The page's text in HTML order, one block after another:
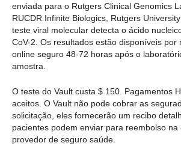
enviada para o Rutgers Clinical Genomics
RUCDR Infinite Biologics, Rutgers
teste viral molecular detecta o ácido
CoV-2. Os resultados estão disponíveis por
online seguro 48-72 horas após o
amostra.
O teste do Vault custa $ 150. Pagamentos
aceitos. O Vault não pode cobrar as
solicitação, eles fornecerão um recibo
pacientes podem enviar para reembolso na
provedor de seguro saúde.